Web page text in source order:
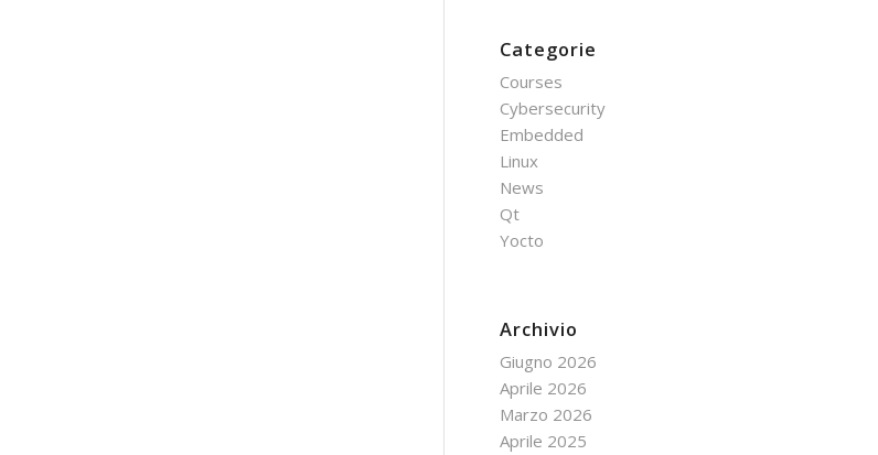
Categorie
Courses
Cybersecurity
Embedded
Linux
News
Qt
Yocto
Archivio
Giugno 2026
Aprile 2026
Marzo 2026
Aprile 2025